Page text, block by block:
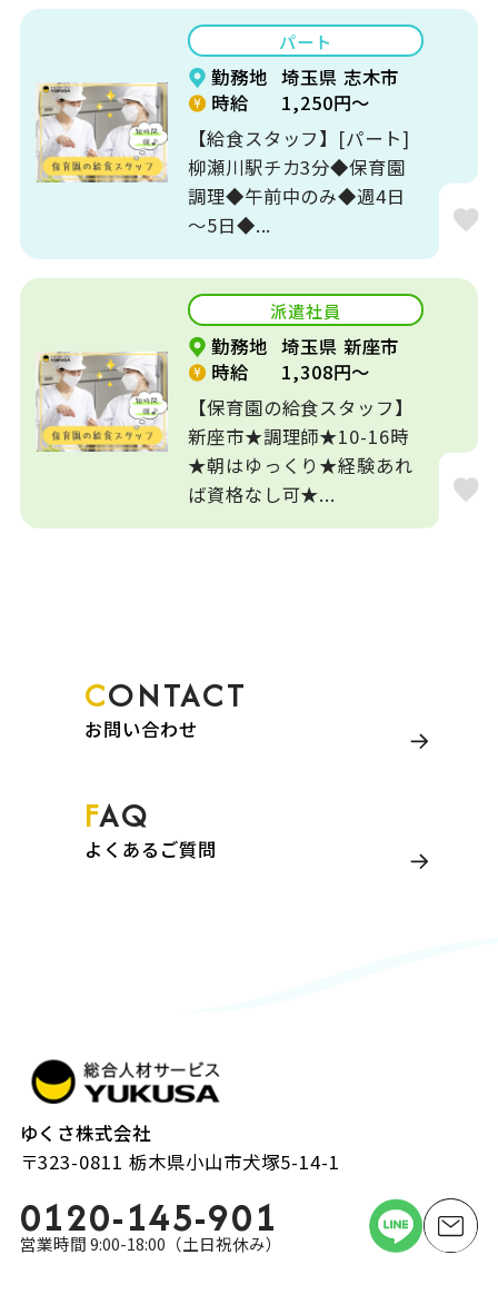
パート
勤務地 埼玉県 志木市
時給
1,250円～
【給食スタッフ】[パート]
柳瀬川駅チカ3分◆保育園
調理◆午前中のみ◆週4日
～5日◆...
派遣社員
勤務地 埼玉県 新座市
時給
1,308円～
【保育園の給食スタッフ】
新座市★調理師★10-16時
★朝はゆっくり★経験あれ
ば資格なし可★...
CONTACT
お問い合わせ
FAQ
よくあるご質問
ゆくさ株式会社
〒323-0811 栃木県小山市犬塚5-14-1
0120-145-901
営業時間 9:00-18:00（土日祝休み）